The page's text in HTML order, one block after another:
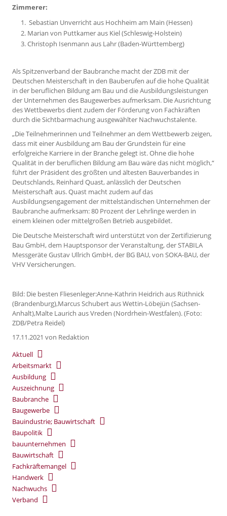
Zimmerer:
Sebastian Unverricht aus Hochheim am Main (Hessen)
Marian von Puttkamer aus Kiel (Schleswig-Holstein)
Christoph Isenmann aus Lahr (Baden-Württemberg)
Als Spitzenverband der Baubranche macht der ZDB mit der
Deutschen Meisterschaft in den Bauberufen auf die hohe Qualität
in der beruflichen Bildung am Bau und die Ausbildungsleistungen
der Unternehmen des Baugewerbes aufmerksam. Die Ausrichtung
des Wettbewerbs dient zudem der Förderung von Fachkräften
durch die Sichtbarmachung ausgewählter Nachwuchstalente.
„Die Teilnehmerinnen und Teilnehmer an dem Wettbewerb zeigen,
dass mit einer Ausbildung am Bau der Grundstein für eine
erfolgreiche Karriere in der Branche gelegt ist. Ohne die hohe
Qualität in der beruflichen Bildung am Bau wäre das nicht möglich,“
führt der Präsident des größten und ältesten Bauverbandes in
Deutschlands, Reinhard Quast, anlässlich der Deutschen
Meisterschaft aus. Quast macht zudem auf das
Ausbildungsengagement der mittelständischen Unternehmen der
Baubranche aufmerksam: 80 Prozent der Lehrlinge werden in
einem kleinen oder mittelgroßen Betrieb ausgebildet.
Die Deutsche Meisterschaft wird unterstützt von der Zertifizierung
Bau GmbH, dem Hauptsponsor der Veranstaltung, der STABILA
Messgeräte Gustav Ullrich GmbH, der BG BAU, von SOKA-BAU, der
VHV Versicherungen.
Bild: Die besten Fliesenleger:Anne-Kathrin Heidrich aus Rüthnick
(Brandenburg),Marcus Schubert aus Wettin-Löbejün (Sachsen-
Anhalt),Malte Laurich aus Vreden (Nordrhein-Westfalen). (Foto:
ZDB/Petra Reidel)
17.11.2021 von Redaktion
Aktuell
Arbeitsmarkt
Ausbildung
Auszeichnung
Baubranche
Baugewerbe
Bauindustrie; Bauwirtschaft
Baupolitik
bauunternehmen
Bauwirtschaft
Fachkräftemangel
Handwerk
Nachwuchs
Verband